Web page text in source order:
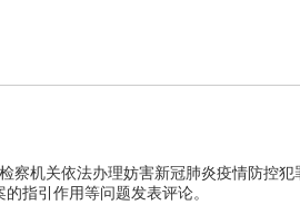
察机关依法办理妨害新冠肺炎疫情防控
指引作用等问题发表评论。